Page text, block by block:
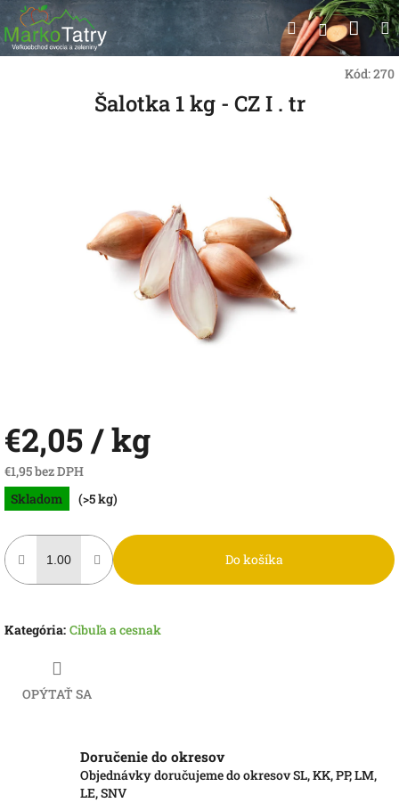
Prejsť
na
obsah
Hľadať
Kód:270
Šalotka 1 kg - CZ I . tr
€2,05 / kg
€1,95 bez DPH
Jednotková
cena:
Skladom (>5 kg)
Do košíka
Kategória: Cibuľa a cesnak
OPÝTAŤ SA
Doručenie do okresov
Objednávky doručujeme do okresov SL, KK, PP, LM,
LE, SNV